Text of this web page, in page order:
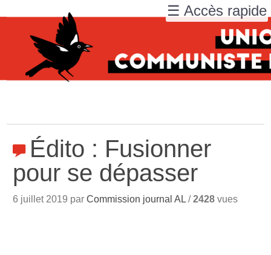
Édito : Fusionner
pour se dépasser
6 juillet 2019 parCommission journal AL /2428 vues
☰ Accès rapide